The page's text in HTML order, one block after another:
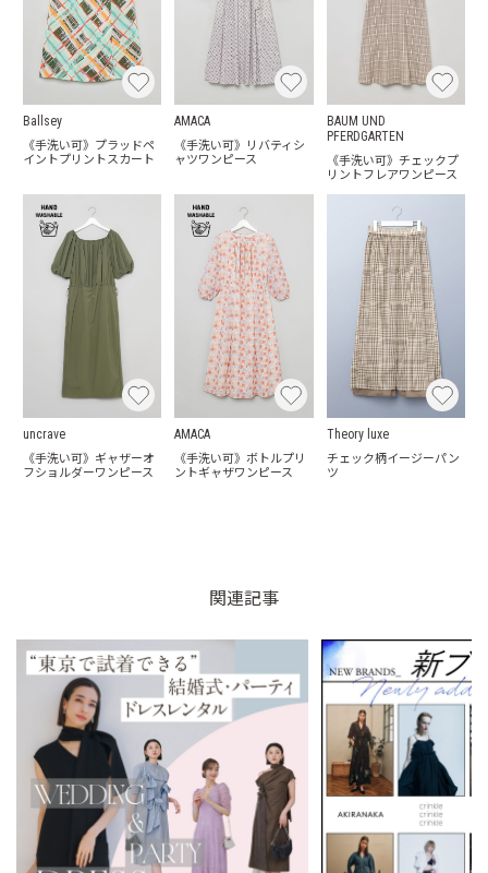
Ballsey
《手洗い可》プラッドペ
イントプリントスカート
AMACA
《手洗い可》リバティシ
ャツワンピース
BAUM UND
PFERDGARTEN
《手洗い可》チェックプ
リントフレアワンピース
uncrave
《手洗い可》ギャザーオ
フショルダーワンピース
AMACA
《手洗い可》ボトルプリ
ントギャザワンピース
Theory luxe
チェック柄イージーパン
ツ
関連記事